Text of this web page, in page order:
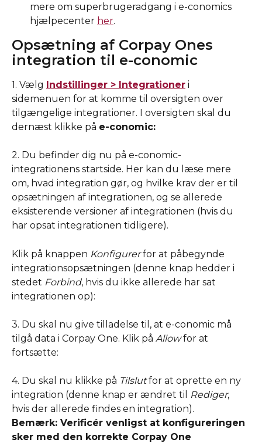
mere om superbrugeradgang i e-conomics
hjælpecenter her.
Opsætning af Corpay Ones
integration til e-conomic
1. Vælg Indstillinger > Integrationer i
sidemenuen for at komme til oversigten over
tilgængelige integrationer. I oversigten skal du
dernæst klikke på e-conomic:
2. Du befinder dig nu på e-conomic-
integrationens startside. Her kan du læse mere
om, hvad integration gør, og hvilke krav der er til
opsætningen af integrationen, og se allerede
eksisterende versioner af integrationen (hvis du
har opsat integrationen tidligere).
Klik på knappen Konfigurer for at påbegynde
integrationsopsætningen (denne knap hedder i
stedet Forbind, hvis du ikke allerede har sat
integrationen op):
3. Du skal nu give tilladelse til, at e-conomic må
tilgå data i Corpay One. Klik på Allow for at
fortsætte:
4. Du skal nu klikke på Tilslut for at oprette en ny
integration (denne knap er ændret til
Rediger,
hvis der allerede findes en integration).
Bemærk: Verificér venligst at konfigureringen
sker med den korrekte Corpay One